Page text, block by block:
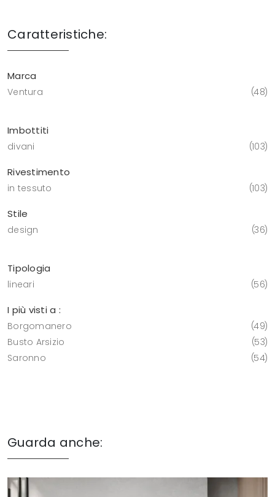
Caratteristiche:
Marca
Ventura 48
Imbottiti
divani 103
Rivestimento
in tessuto 103
Stile
design 36
Tipologia
lineari 56
I più visti a :
Borgomanero
49
Busto Arsizio
53
Saronno
54
Guarda anche: